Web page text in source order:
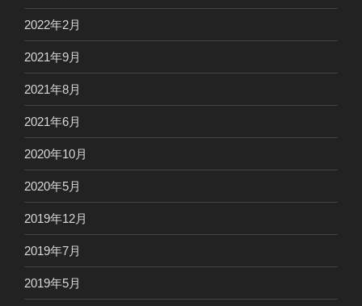
2022年2月
2021年9月
2021年8月
2021年6月
2020年10月
2020年5月
2019年12月
2019年7月
2019年5月